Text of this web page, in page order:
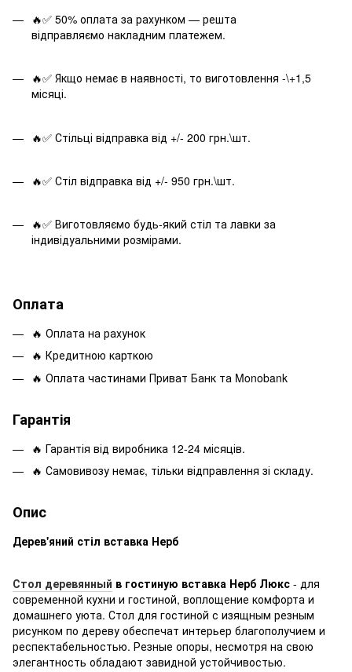
🔥✅ 50% оплата за рахунком — решта
відправляємо накладним платежем.
🔥✅ Якщо немає в наявності, то виготовлення -\+1,5
місяці.
🔥✅ Стільці відправка від +/- 200 грн.\шт.
🔥✅ Стіл відправка від +/- 950 грн.\шт.
🔥✅ Виготовляємо будь-який стіл та лавки за
індивідуальними розмірами.
Оплата
🔥 Оплата на рахунок
🔥 Кредитною карткою
🔥 Оплата частинами Приват Банк та Monobank
Гарантія
🔥 Гарантія від виробника 12-24 місяців.
🔥 Самовивозу немає, тільки відправлення зі складу.
Опис
Дерев'яний стіл вставка Нерб
Стол деревянный в гостиную вставка Нерб Люкс - для
современной кухни и гостиной, воплощение комфорта и
домашнего уюта. Стол для гостиной с изящным резным
рисунком по дереву обеспечат интерьер благополучием и
респектабельностью. Резные опоры, несмотря на свою
элегантность обладают завидной устойчивостью.